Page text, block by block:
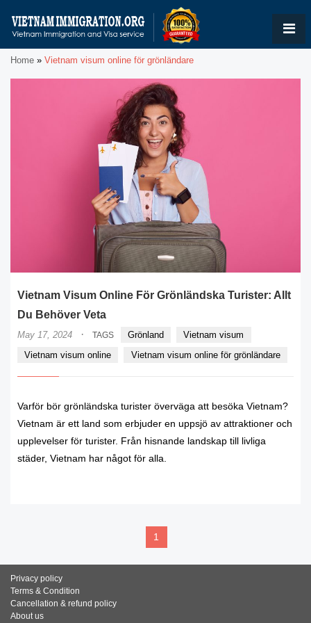
Home » Vietnam visum online för grönländare
Vietnam Visum Online För Grönländska Turister: Allt
Du Behöver Veta
May 17, 2024 · TAGS Grönland
Vietnam visum
Vietnam visum online
Vietnam visum online för grönländare
Varför bör grönländska turister överväga att besöka Vietnam?
Vietnam är ett land som erbjuder en uppsjö av attraktioner och
upplevelser för turister. Från hisnande landskap till livliga
städer, Vietnam har något för alla.
1
Privacy policy
Terms & Condition
Cancellation & refund policy
About us